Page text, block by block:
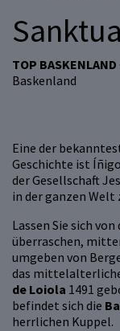
TOP BASKENLAND
Baskenland
Eine der
Geschichte ist
der Gesellschaft
in der ganzen Welt
Lassen Sie sich
überraschen,
umgeben von
das
de Loiola 1491
befindet sich die
herrlichen Kuppel.